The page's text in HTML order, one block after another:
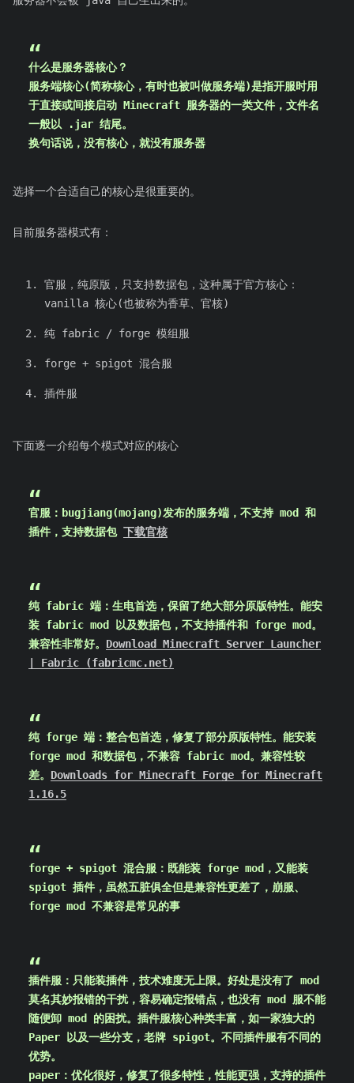
什么是服务器核心？
服务端核心(简称核心，有时也被叫做服务端)是指开服时用
于直接或间接启动 Minecraft 服务器的一类文件，文件名
一般以 .jar 结尾。
换句话说，没有核心，就没有服务器
选择一个合适自己的核心是很重要的。
目前服务器模式有：
官服，纯原版，只支持数据包，这种属于官方核心：
vanilla 核心(也被称为香草、官核)
纯 fabric / forge 模组服
forge + spigot 混合服
插件服
下面逐一介绍每个模式对应的核心
官服：bugjiang(mojang)发布的服务端，不支持 mod 和
插件，支持数据包 下载官核
纯 fabric 端：生电首选，保留了绝大部分原版特性。能安
装 fabric mod 以及数据包，不支持插件和 forge mod。
兼容性非常好。 Download Minecraft Server Launcher
| Fabric (fabricmc.net)
纯 forge 端：整合包首选，修复了部分原版特性。能安装
forge mod 和数据包，不兼容 fabric mod。兼容性较
差。 Downloads for Minecraft Forge for Minecraft
1.16.5
forge + spigot 混合服：既能装 forge mod，又能装
spigot 插件，虽然五脏俱全但是兼容性更差了，崩服、
forge mod 不兼容是常见的事
插件服：只能装插件，技术难度无上限。好处是没有了 mod
莫名其妙报错的干扰，容易确定报错点，也没有 mod 服不能
随便卸 mod 的困扰。插件服核心种类丰富，如一家独大的
Paper 以及一些分支，老牌 spigot。不同插件服有不同的
优势。
paper：优化很好，修复了很多特性，性能更强，支持的插件